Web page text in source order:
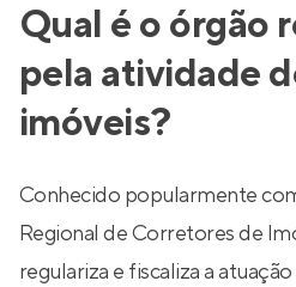
Qual é o órgão
pela atividade
imóveis?
Conhecido popularmente
Regional de Corretores de
regulariza e fiscaliza a